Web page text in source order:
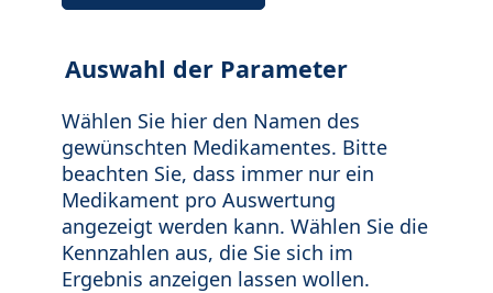
Auswahl der Parameter
Wählen Sie hier den Namen des
gewünschten Medikamentes. Bitte
beachten Sie, dass immer nur ein
Medikament pro Auswertung
angezeigt werden kann. Wählen Sie die
Kennzahlen aus, die Sie sich im
Ergebnis anzeigen lassen wollen.